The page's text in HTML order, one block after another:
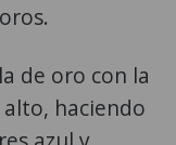
de oro con la
haciendo